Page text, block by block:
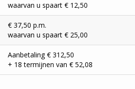
waarvan u spaart € 12,50
€ 37,50 p.m.
waarvan u spaart € 25,00
Aanbetaling € 312,50
+ 18 termijnen van € 52,08